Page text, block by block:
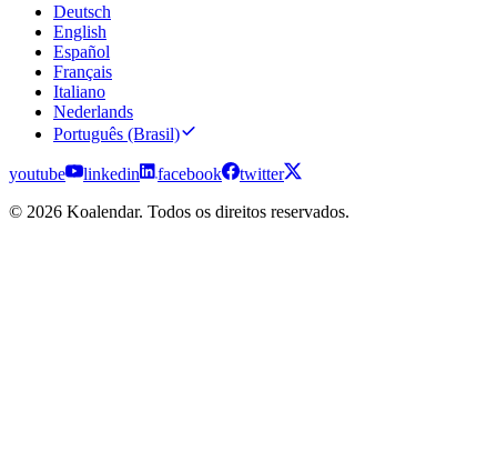
Deutsch
English
Español
Français
Italiano
Nederlands
Português (Brasil)
youtube linkedin facebook
twitter
© 2026 Koalendar. Todos os direitos reservados.